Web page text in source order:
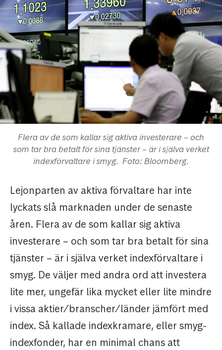
Flera av de som kallar sig aktiva investerare – och
som tar bra betalt för sina tjänster – är i själva verket
indexförvaltare i smyg. Foto: Bloomberg.
Lejonparten av aktiva förvaltare har inte
lyckats slå marknaden under de senaste
åren. Flera av de som kallar sig aktiva
investerare – och som tar bra betalt för sina
tjänster – är i själva verket indexförvaltare i
smyg. De väljer med andra ord att investera
lite mer, ungefär lika mycket eller lite mindre
i vissa aktier/branscher/länder jämfört med
index. Så kallade indexkramare, eller smyg-
indexfonder, har en minimal chans att